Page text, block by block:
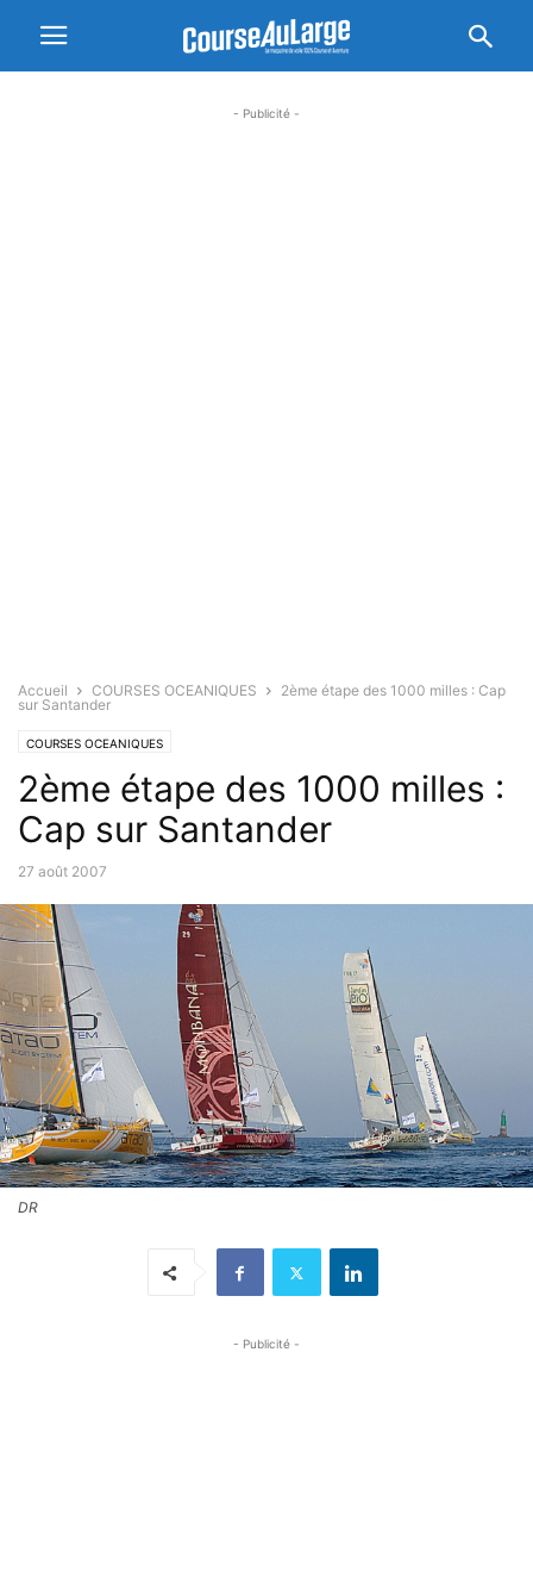
- Publicité -
Accueil COURSES OCEANIQUES
2ème étape des 1000 milles : Cap
sur Santander
COURSES OCEANIQUES
2ème étape des 1000 milles :
Cap sur Santander
27 août 2007
DR
- Publicité -